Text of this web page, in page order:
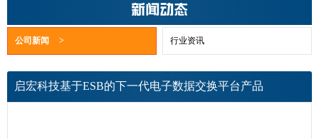
新闻动态
公司新闻 > 行业资讯
启宏科技基于ESB的下一代电子数据交换平台产品